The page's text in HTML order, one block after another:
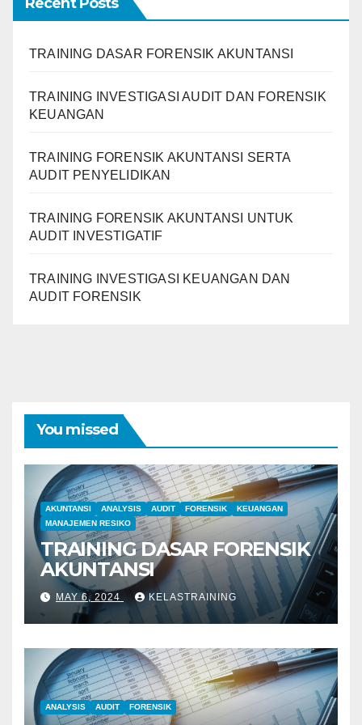
TRAINING DASAR FORENSIK AKUNTANSI
TRAINING INVESTIGASI AUDIT DAN FORENSIK
KEUANGAN
TRAINING FORENSIK AKUNTANSI SERTA
AUDIT PENYELIDIKAN
TRAINING FORENSIK AKUNTANSI UNTUK
AUDIT INVESTIGATIF
TRAINING INVESTIGASI KEUANGAN DAN
AUDIT FORENSIK
You missed
AKUNTANSI ANALYSIS AUDIT FORENSIK
KEUANGAN
MANAJEMEN RESIKO
TRAINING DASAR FORENSIK
AKUNTANSI
MAY 6, 2024 KELASTRAINING
ANALYSIS AUDIT FORENSIK